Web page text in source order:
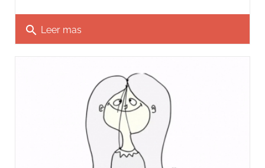
search Leer mas